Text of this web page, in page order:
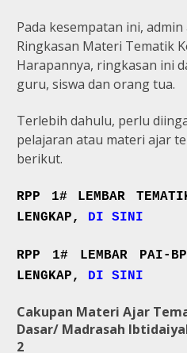
Pada kesempatan ini,
Ringkasan Materi Tematik
Harapannya, ringkasan ini
guru, siswa dan orang tua.
Terlebih dahulu, perlu
pelajaran atau materi ajar
berikut.
RPP 1# LEMBAR
LENGKAP, DI SINI
RPP 1# LEMBAR PAI-
LENGKAP, DI SINI
Cakupan Materi Ajar
Dasar/ Madrasah
2